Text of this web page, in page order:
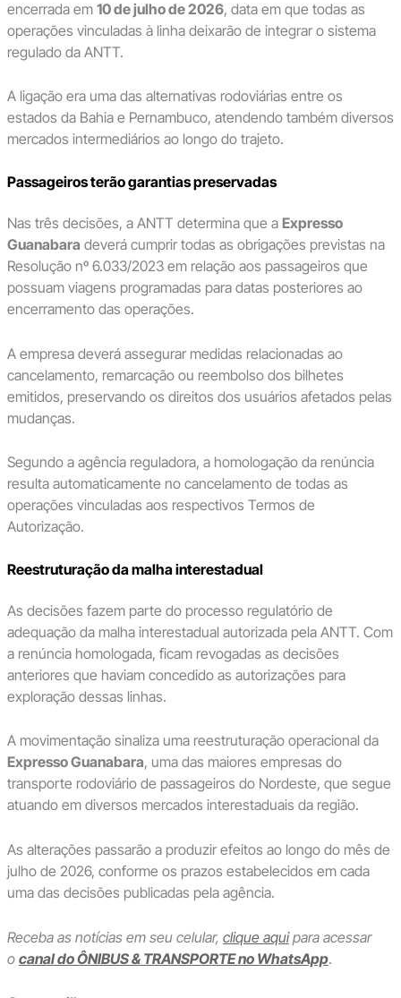
encerrada em 10 de julho de 2026, data em que todas as
operações vinculadas à linha deixarão de integrar o sistema
regulado da ANTT.
A ligação era uma das alternativas rodoviárias entre os
estados da Bahia e Pernambuco, atendendo também diversos
mercados intermediários ao longo do trajeto.
Passageiros terão garantias preservadas
Nas três decisões, a ANTT determina que a Expresso
Guanabara deverá cumprir todas as obrigações previstas na
Resolução nº 6.033/2023 em relação aos passageiros que
possuam viagens programadas para datas posteriores ao
encerramento das operações.
A empresa deverá assegurar medidas relacionadas ao
cancelamento, remarcação ou reembolso dos bilhetes
emitidos, preservando os direitos dos usuários afetados pelas
mudanças.
Segundo a agência reguladora, a homologação da renúncia
resulta automaticamente no cancelamento de todas as
operações vinculadas aos respectivos Termos de
Autorização.
Reestruturação da malha interestadual
As decisões fazem parte do processo regulatório de
adequação da malha interestadual autorizada pela ANTT. Com
a renúncia homologada, ficam revogadas as decisões
anteriores que haviam concedido as autorizações para
exploração dessas linhas.
A movimentação sinaliza uma reestruturação operacional da
Expresso Guanabara, uma das maiores empresas do
transporte rodoviário de passageiros do Nordeste, que segue
atuando em diversos mercados interestaduais da região.
As alterações passarão a produzir efeitos ao longo do mês de
julho de 2026, conforme os prazos estabelecidos em cada
uma das decisões publicadas pela agência.
Receba as notícias em seu celular, clique aquipara acessar
o canal do ÔNIBUS & TRANSPORTE no WhatsApp.